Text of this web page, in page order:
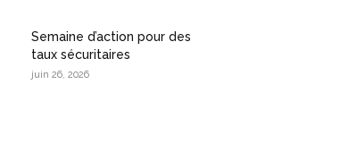
Semaine d’action pour des
taux sécuritaires
juin 26, 2026